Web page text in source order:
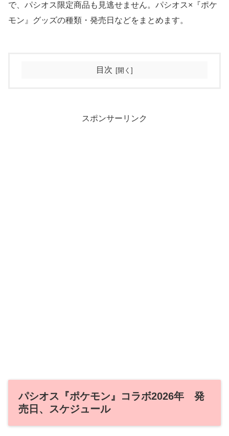
で、パシオス限定商品も見逃せません。パシオス×『ポケ
モン』グッズの種類・発売日などをまとめます。
目次
スポンサーリンク
パシオス『ポケモン』コラボ2026年 発
売日、スケジュール